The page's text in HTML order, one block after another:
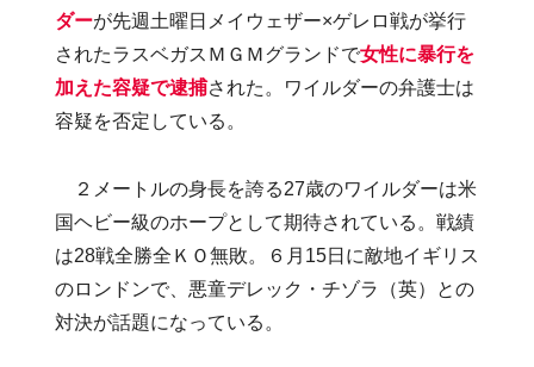
ダーが先週土曜日メイウェザー×ゲレロ戦が挙行
されたラスベガスＭＧＭグランドで女性に暴行を
加えた容疑で逮捕された。ワイルダーの弁護士は
容疑を否定している。
２メートルの身長を誇る27歳のワイルダーは米
国ヘビー級のホープとして期待されている。戦績
は28戦全勝全ＫＯ無敗。６月15日に敵地イギリス
のロンドンで、悪童デレック・チゾラ（英）との
対決が話題になっている。